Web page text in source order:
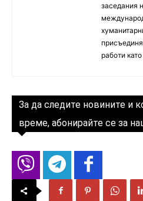
заседания
работи
За да следите новините и
време, абонирайте се за